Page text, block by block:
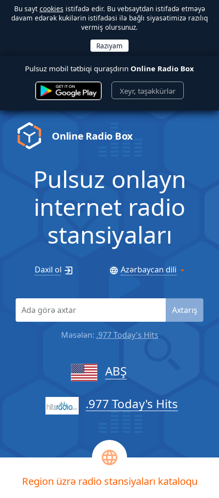
Bu sayt cookies istifadə edir. Bu vebsaytdan istifadə etməyə
davam edərək kukilərin istifadəsi ilə bağlı siyasətimizə razılıq
vermiş olursunuz.
Pulsuz mobil tətbiqi quraşdırın Online Radio Box
Xeyr, təşəkkürlər
Online Radio Box
Pulsuz onlayn
internet radio
stansiyaları
Azərbaycan dili
Daxil ol
Axtarış
Məsələn: .977 Today's Hits
ABŞ
.977 Today's Hits
Region üzrə radio stansiyaları kataloqu